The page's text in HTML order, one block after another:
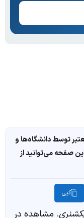
توسط دانشگاه‌ها و
صفحه می‌توانید از
کپی
. مشاهده در